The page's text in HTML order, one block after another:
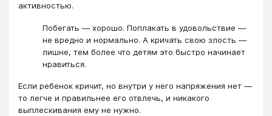
активностью.
Побегать — хорошо. Поплакать в удовольствие —
не вредно и нормально. А кричать свою злость —
лишне, тем более что детям это быстро начинает
нравиться.
Если ребенок кричит, но внутри у него напряжения нет —
то легче и правильнее его отвлечь, и никакого
выплескивания ему не нужно.